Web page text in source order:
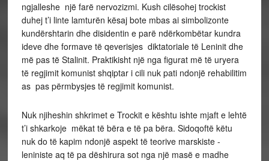
ngjalleshe një farë nervozizmi. Kush cilësohej trockist
duhej t’i linte lamturën kësaj bote mbas ai simbolizonte
kundërshtarin dhe disidentin e parë ndërkombëtar kundra
ideve dhe formave të qeverisjes diktatoriale të Leninit dhe
më pas të Stalinit. Praktikisht një nga figurat më të uryera
të regjimit komunist shqiptar i cili nuk pati ndonjë rehabilitim
as pas përmbysjes të regjimit komunist.
Nuk njiheshin shkrimet e Trockit e kështu ishte mjaft e lehtë
t’i shkarkoje mëkat të bëra e të pa bëra. Sidoqoftë këtu
nuk do të kapim ndonjë aspekt të teorive marskiste -
leniniste aq të pa dëshirura sot nga një masë e madhe